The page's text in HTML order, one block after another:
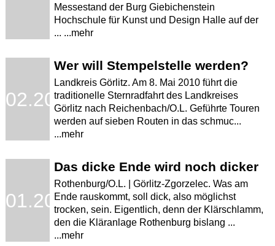
Messestand der Burg Giebichenstein
Hochschule für Kunst und Design Halle auf der
... ...mehr
Wer will Stempelstelle werden?
Landkreis Görlitz. Am 8. Mai 2010 führt die
traditionelle Sternradfahrt des Landkreises
Görlitz nach Reichenbach/O.L. Geführte Touren
werden auf sieben Routen in das schmuc...
...mehr
Das dicke Ende wird noch dicker
Rothenburg/O.L. | Görlitz-Zgorzelec. Was am
Ende rauskommt, soll dick, also möglichst
trocken, sein. Eigentlich, denn der Klärschlamm,
den die Kläranlage Rothenburg bislang ...
...mehr